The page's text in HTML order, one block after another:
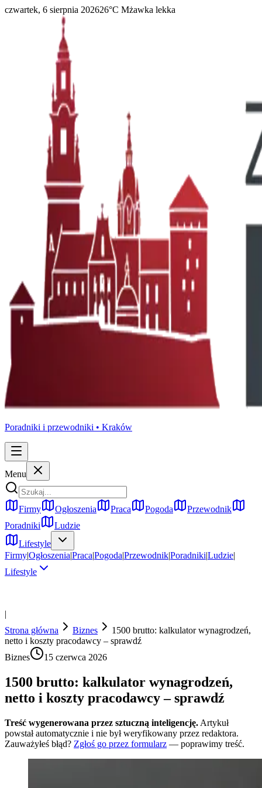
czwartek, 6 sierpnia 202626°C Mżawka lekka
Poradniki i przewodniki • Kraków
Menu
Firmy Ogłoszenia Praca Pogoda
Przewodnik
Poradniki
Ludzie
Lifestyle
Firmy|Ogłoszenia|Praca|Pogoda|Przewodnik|Poradniki|Ludzie|
Lifestyle
|
Strona główna
Biznes
1500 brutto: kalkulator wynagrodzeń,
netto i koszty pracodawcy – sprawdź
Biznes
15 czerwca 2026
1500 brutto: kalkulator wynagrodzeń,
netto i koszty pracodawcy – sprawdź
Treść wygenerowana przez sztuczną inteligencję. Artykuł
powstał automatycznie i nie był weryfikowany przez redaktora.
Zauważyłeś błąd? Zgłoś go przez formularz — poprawimy treść.